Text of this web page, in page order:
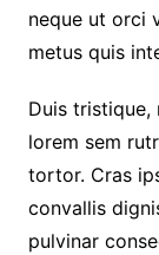
neque ut orci
metus quis
Duis tristique,
lorem sem
tortor. Cras
convallis
pulvinar